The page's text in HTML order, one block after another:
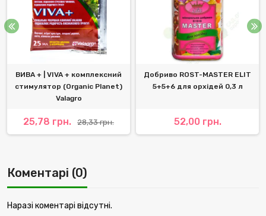
ВИВА + | VIVA + комплексний
стимулятор (Organic Planet)
Valagro
25,78 грн. 28,33 грн.
Добриво ROST-MASTER ELIT
5+5+6 для орхідей 0,3 л
52,00 грн.
Коментарі (0)
Наразі коментарі відсутні.